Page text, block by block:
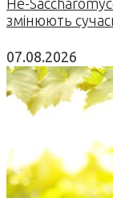
Не-
змінюють
07.08.2026